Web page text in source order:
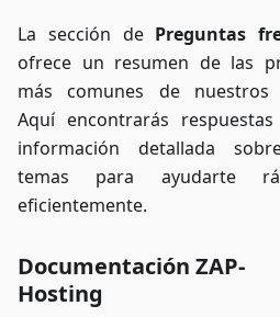
La sección de Preguntas
ofrece un resumen de las
más comunes de nuestros
Aquí encontrarás
información detallada
temas para ayudarte
eficientemente.
Documentación ZAP-
Hosting